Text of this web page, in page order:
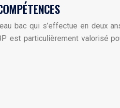
bac qui s’effectue en deux
est particulièrement valorisé